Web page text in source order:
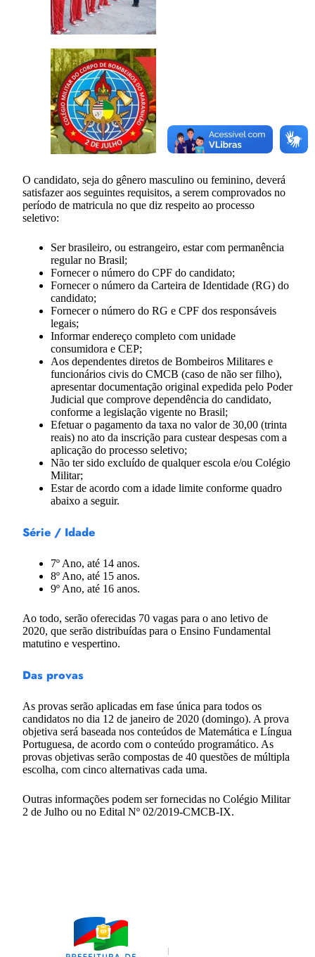
O candidato, seja do gênero masculino ou feminino, deverá
satisfazer aos seguintes requisitos, a serem comprovados no
período de matricula no que diz respeito ao processo
seletivo:
Ser brasileiro, ou estrangeiro, estar com permanência
regular no Brasil;
Fornecer o número do CPF do candidato;
Fornecer o número da Carteira de Identidade (RG) do
candidato;
Fornecer o número do RG e CPF dos responsáveis
legais;
Informar endereço completo com unidade
consumidora e CEP;
Aos dependentes diretos de Bombeiros Militares e
funcionários civis do CMCB (caso de não ser filho),
apresentar documentação original expedida pelo Poder
Judicial que comprove dependência do candidato,
conforme a legislação vigente no Brasil;
Efetuar o pagamento da taxa no valor de 30,00 (trinta
reais) no ato da inscrição para custear despesas com a
aplicação do processo seletivo;
Não ter sido excluído de qualquer escola e/ou Colégio
Militar;
Estar de acordo com a idade limite conforme quadro
abaixo a seguir.
Série / Idade
7º Ano, até 14 anos.
8º Ano, até 15 anos.
9º Ano, até 16 anos.
Ao todo, serão oferecidas 70 vagas para o ano letivo de
2020, que serão distribuídas para o Ensino Fundamental
matutino e vespertino.
Das provas
As provas serão aplicadas em fase única para todos os
candidatos no dia 12 de janeiro de 2020 (domingo). A prova
objetiva será baseada nos conteúdos de Matemática e Língua
Portuguesa, de acordo com o conteúdo programático. As
provas objetivas serão compostas de 40 questões de múltipla
escolha, com cinco alternativas cada uma.
Outras informações podem ser fornecidas no Colégio Militar
2 de Julho ou no Edital Nº 02/2019-CMCB-IX.